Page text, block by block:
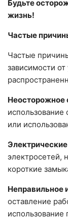
Будьте
жизнь!
Частые
Частые
зависимости
Неосторожное
использование
или
электросетей,
короткие
Неправильное
оставление